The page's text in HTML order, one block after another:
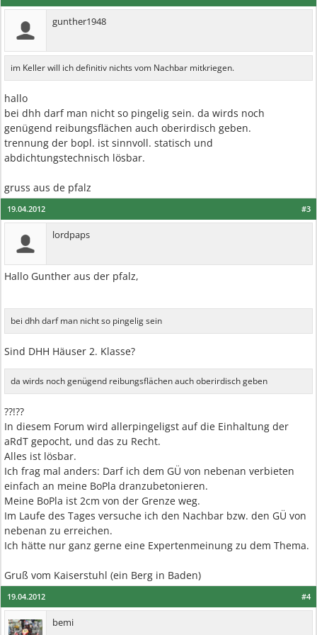
gunther1948
im Keller will ich definitiv nichts vom Nachbar mitkriegen.
hallo
bei dhh darf man nicht so pingelig sein. da wirds noch
genügend reibungsflächen auch oberirdisch geben.
trennung der bopl. ist sinnvoll. statisch und
abdichtungstechnisch lösbar.
gruss aus de pfalz
#3
19.04.2012
lordpaps
Hallo Gunther aus der pfalz,
bei dhh darf man nicht so pingelig sein
Sind DHH Häuser 2. Klasse?
da wirds noch genügend reibungsflächen auch oberirdisch geben
??!??
In diesem Forum wird allerpingeligst auf die Einhaltung der
aRdT gepocht, und das zu Recht.
Alles ist lösbar.
Ich frag mal anders: Darf ich dem GÜ von nebenan verbieten
einfach an meine BoPla dranzubetonieren.
Meine BoPla ist 2cm von der Grenze weg.
Im Laufe des Tages versuche ich den Nachbar bzw. den GÜ von
nebenan zu erreichen.
Ich hätte nur ganz gerne eine Expertenmeinung zu dem Thema.
Gruß vom Kaiserstuhl (ein Berg in Baden)
#4
19.04.2012
bemi